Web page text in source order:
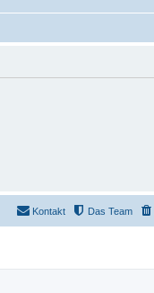
Das Team
Kontakt